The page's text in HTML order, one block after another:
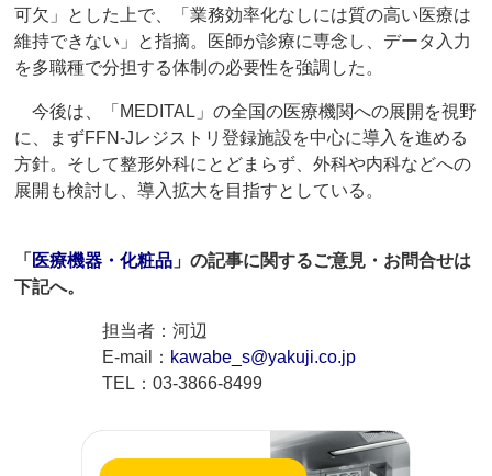
可欠」とした上で、「業務効率化なしには質の高い医療は
維持できない」と指摘。医師が診療に専念し、データ入力
を多職種で分担する体制の必要性を強調した。
今後は、「MEDITAL」の全国の医療機関への展開を視野
に、まずFFN-Jレジストリ登録施設を中心に導入を進める
方針。そして整形外科にとどまらず、外科や内科などへの
展開も検討し、導入拡大を目指すとしている。
「 医療機器・化粧品 」の記事に関するご意見・お問合せは
下記へ。
担当者：河辺
E-mail： kawabe_s@yakuji.co.jp
TEL：03-3866-8499